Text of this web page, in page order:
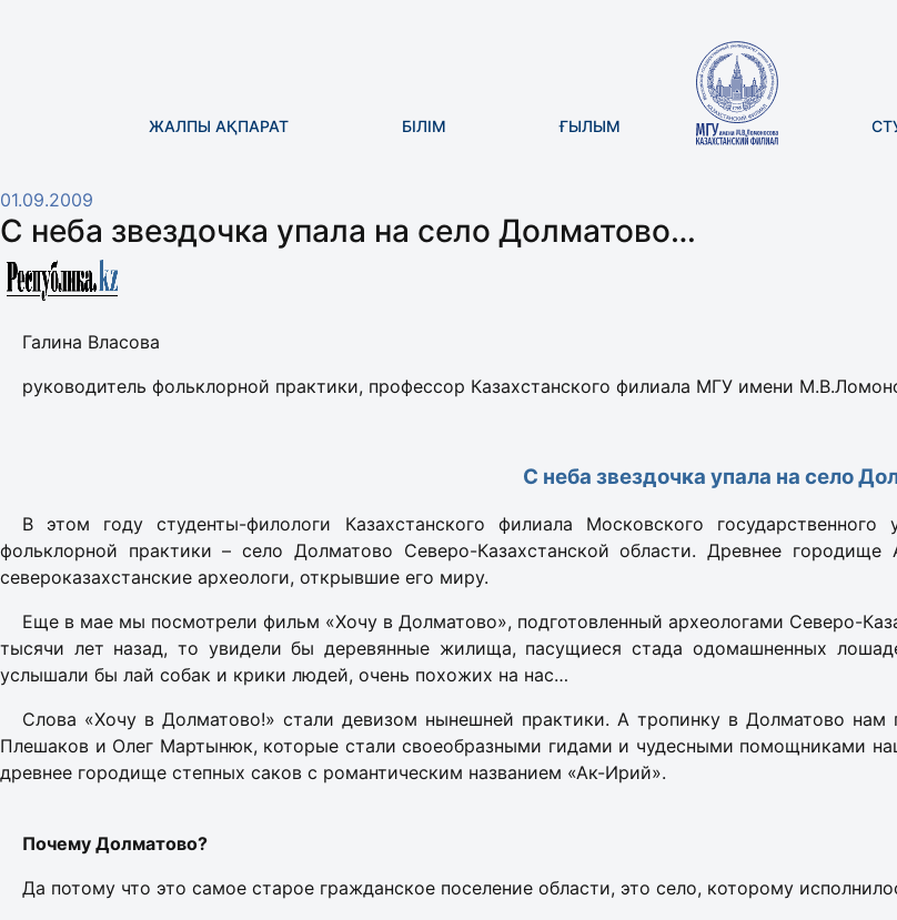
ЖАЛПЫ АҚПАРАТ БІЛІМ ҒЫЛЫМ
01.09.2009
С неба звездочка упала на село Долматово…
Галина Власова
руководитель фольклорной практики, профессор Казахстанского филиала МГУ имени
С неба звездочка упала на село
В этом году студенты-филологи Казахстанского филиала Московского
фольклорной практики – село Долматово Северо-Казахстанской области. Древнее
североказахстанские археологи, открывшие его миру.
Еще в мае мы посмотрели фильм «Хочу в Долматово», подготовленный археологами Северо-
тысячи лет назад, то увидели бы деревянные жилища, пасущиеся стада одомашненных
услышали бы лай собак и крики людей, очень похожих на нас…
Слова «Хочу в Долматово!» стали девизом нынешней практики. А тропинку в Долматово нам
Плешаков и Олег Мартынюк, которые стали своеобразными гидами и чудесными помощниками
древнее городище степных саков с романтическим названием «Ак-Ирий».
Почему Долматово?
Да потому что это самое старое гражданское поселение области, это село, которому